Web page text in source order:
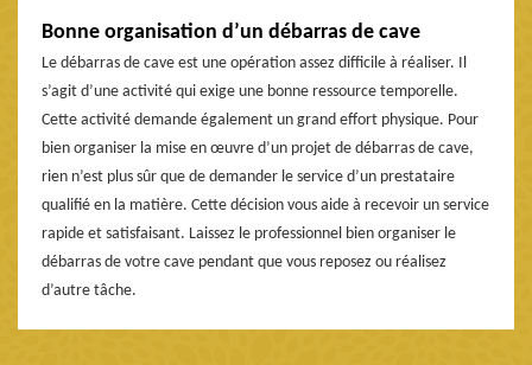
Bonne organisation d’un débarras de cave
Le débarras de cave est une opération assez difficile à réaliser. Il
s’agit d’une activité qui exige une bonne ressource temporelle.
Cette activité demande également un grand effort physique. Pour
bien organiser la mise en œuvre d’un projet de débarras de cave,
rien n’est plus sûr que de demander le service d’un prestataire
qualifié en la matière. Cette décision vous aide à recevoir un service
rapide et satisfaisant. Laissez le professionnel bien organiser le
débarras de votre cave pendant que vous reposez ou réalisez
d’autre tâche.